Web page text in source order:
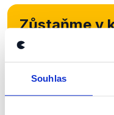
Souhlas
Zůstaňme v
Přihlaste se k
newsletteru nebo